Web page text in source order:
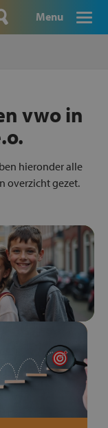
Menu
vwo in
hieronder alle
overzicht gezet.